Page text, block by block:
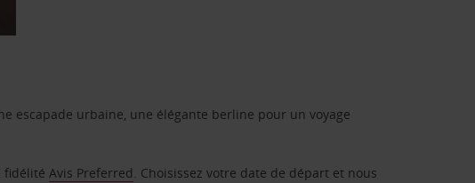
escapade urbaine, une élégante berline pour un voyage
fidélitéAvis Preferred. Choisissez votre date de départ et nous